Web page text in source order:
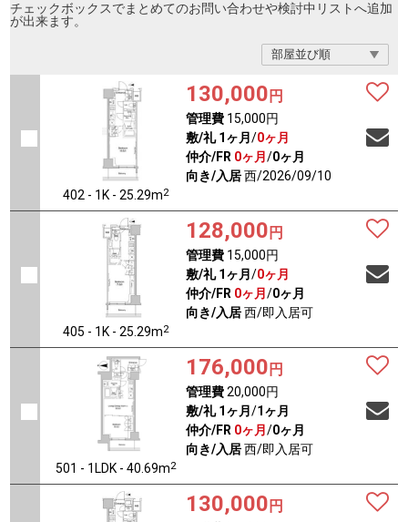
チェックボックスでまとめてのお問い合わせや検討中リストへ追加
が出来ます。
402 - 1K - 25.29m2
130,000 円
管理費15,000円
敷/礼 1ヶ月 /0ヶ月
仲介/FR 0ヶ月 /0ヶ月
向き/入居西/2026/09/10
405 - 1K - 25.29m2
128,000 円
管理費15,000円
敷/礼 1ヶ月 /0ヶ月
仲介/FR 0ヶ月 /0ヶ月
向き/入居西/即入居可
501 - 1LDK - 40.69m2
176,000 円
管理費20,000円
敷/礼 1ヶ月 /1ヶ月
仲介/FR 0ヶ月 /0ヶ月
向き/入居西/即入居可
130,000 円